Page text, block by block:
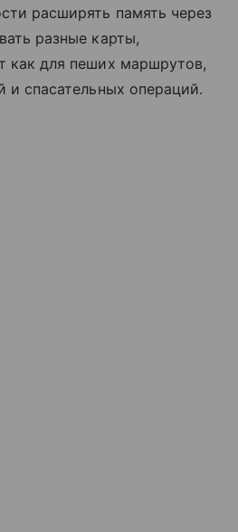
расширять память через
разные карты,
как для пеших маршрутов,
и спасательных операций.